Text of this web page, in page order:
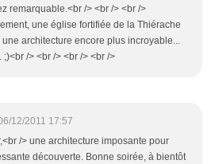
remarquable.<br /> <br /> <br />
une église fortifiée de la Thiérache
une architecture encore plus incroyable...
;)<br /> <br /> <br /> <br />
12/2011 17:57
/> une architecture imposante pour
découverte. Bonne soirée, à bientôt